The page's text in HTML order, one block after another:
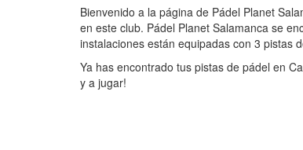
Bienvenido a la página de Pádel Planet
en este club. Pádel Planet Salamanca se
instalaciones están equipadas con 3 pistas
Ya has encontrado tus pistas de pádel en
y a jugar!